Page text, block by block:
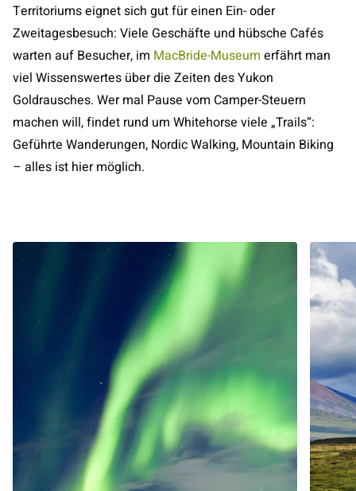
Territoriums eignet sich gut für einen Ein- oder
Zweitagesbesuch: Viele Geschäfte und hübsche Cafés
warten auf Besucher, im MacBride-Museum erfährt man
viel Wissenswertes über die Zeiten des Yukon
Goldrausches. Wer mal Pause vom Camper-Steuern
machen will, findet rund um Whitehorse viele „Trails“:
Geführte Wanderungen, Nordic Walking, Mountain Biking
– alles ist hier möglich.